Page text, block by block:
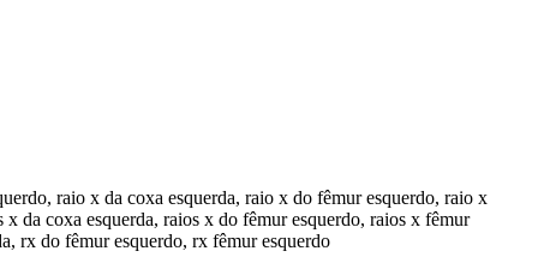
raio x da coxa esquerda, raio x do fêmur esquerdo, raio x
da coxa esquerda, raios x do fêmur esquerdo, raios x fêmur
rx do fêmur esquerdo, rx fêmur esquerdo